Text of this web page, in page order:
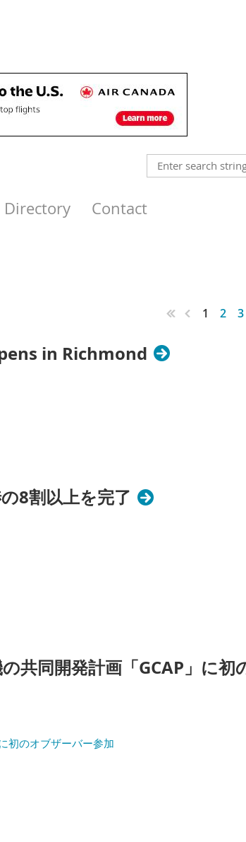
Directory Contact
1 2 3
in Richmond
8割以上を完了
共同開発計画「GCAP」に初
初のオブザーバー参加